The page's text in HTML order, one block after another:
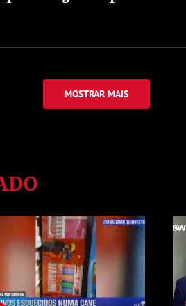
MOSTRAR MAIS